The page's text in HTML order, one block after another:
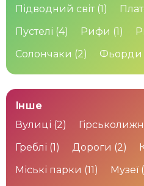
Підводний світ (1)
Пустелі (4) Рифи (1)
Солончаки (2) Фьорди
Інше
Вулиці (2)
Греблі (1) Дороги (2)
Міські парки (11) Музеї